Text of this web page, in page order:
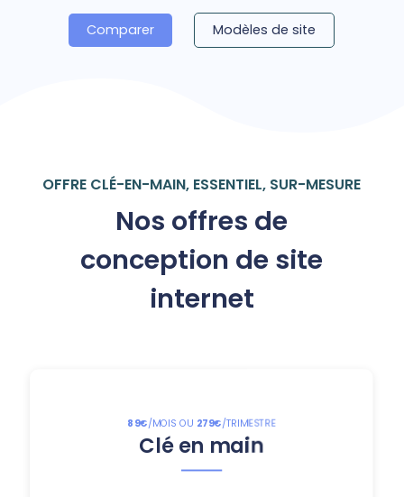
Comparer Modèles de site
OFFRE CLÉ-EN-MAIN, ESSENTIEL, SUR-MESURE
Nos offres de
conception de site
internet
89€/MOIS OU 279€/TRIMESTRE
Clé en main